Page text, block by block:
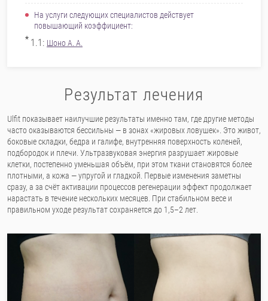
На услуги следующих специалистов действует
повышающий коэффициент:
* 1.1: Шоно А. А.
Результат лечения
Ulfit показывает наилучшие результаты именно там, где другие методы
часто оказываются бессильны — в зонах «жировых ловушек». Это живот,
боковые складки, бедра и галифе, внутренняя поверхность коленей,
подбородок и плечи. Ультразвуковая энергия разрушает жировые
клетки, постепенно уменьшая объём, при этом ткани становятся более
плотными, а кожа — упругой и гладкой. Первые изменения заметны
сразу, а за счёт активации процессов регенерации эффект продолжает
нарастать в течение нескольких месяцев. При стабильном весе и
правильном уходе результат сохраняется до 1,5–2 лет.